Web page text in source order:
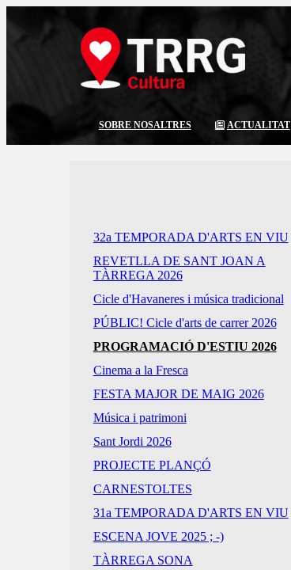
SOBRE NOSALTRES ACTUALITAT
32a TEMPORADA D'ARTS EN VIU
REVETLLA DE SANT JOAN A
TÀRREGA 2026
Cicle d'Havaneres i música tradicional
PÚBLIC! Cicle d'arts de carrer 2026
PROGRAMACIÓ D'ESTIU 2026
Cinema a la Fresca
FESTA MAJOR DE MAIG 2026
Música i patrimoni
Sant Jordi 2026
PROJECTE PLANÇÓ
CARNESTOLTES
31a TEMPORADA D'ARTS EN VIU
ESCENA JOVE 2025 ; -)
TÀRREGA SONA